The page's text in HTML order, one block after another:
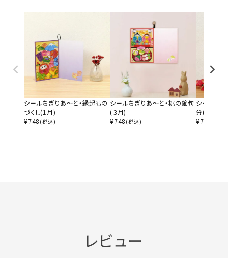
シールちぎりあ～と・縁起もの
づくし(1月)
¥748 (税込)
シールちぎりあ～と・桃の節句
(３月)
¥748 (税込)
シールちぎ
分(２月)
¥748
レビュー